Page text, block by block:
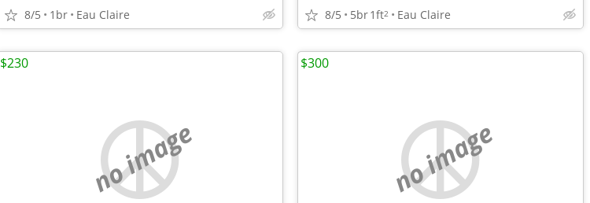
8/5 1br Eau Claire 8/5 5br1ft2 Eau Claire
no image
$230
no image
$300